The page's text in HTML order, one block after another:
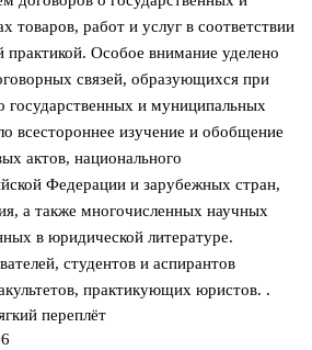
товаров, работ и услуг в соответствии
практикой. Особое внимание уделено
связей, образующихся при
государственных и муниципальных
всестороннее изучение и обобщение
актов, национального
Федерации и зарубежных стран,
а также многочисленных научных
в юридической литературе.
студентов и аспирантов
практикующих юристов. .
переплёт